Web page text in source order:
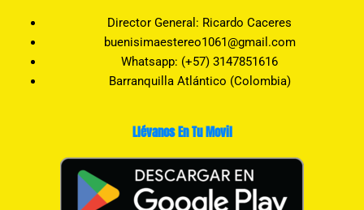
Director General: Ricardo Caceres
buenisimaestereo1061@gmail.com
Whatsapp: (+57) 3147851616
Barranquilla Atlántico (Colombia)
Llévanos En Tu Movil